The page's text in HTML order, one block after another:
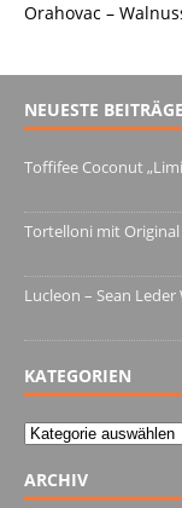
Orahovac –
NEUESTE BEITRÄGE
Toffifee Coconut
Tortelloni mit
Lucleon – Sean
KATEGORIEN
Kategorien
ARCHIV